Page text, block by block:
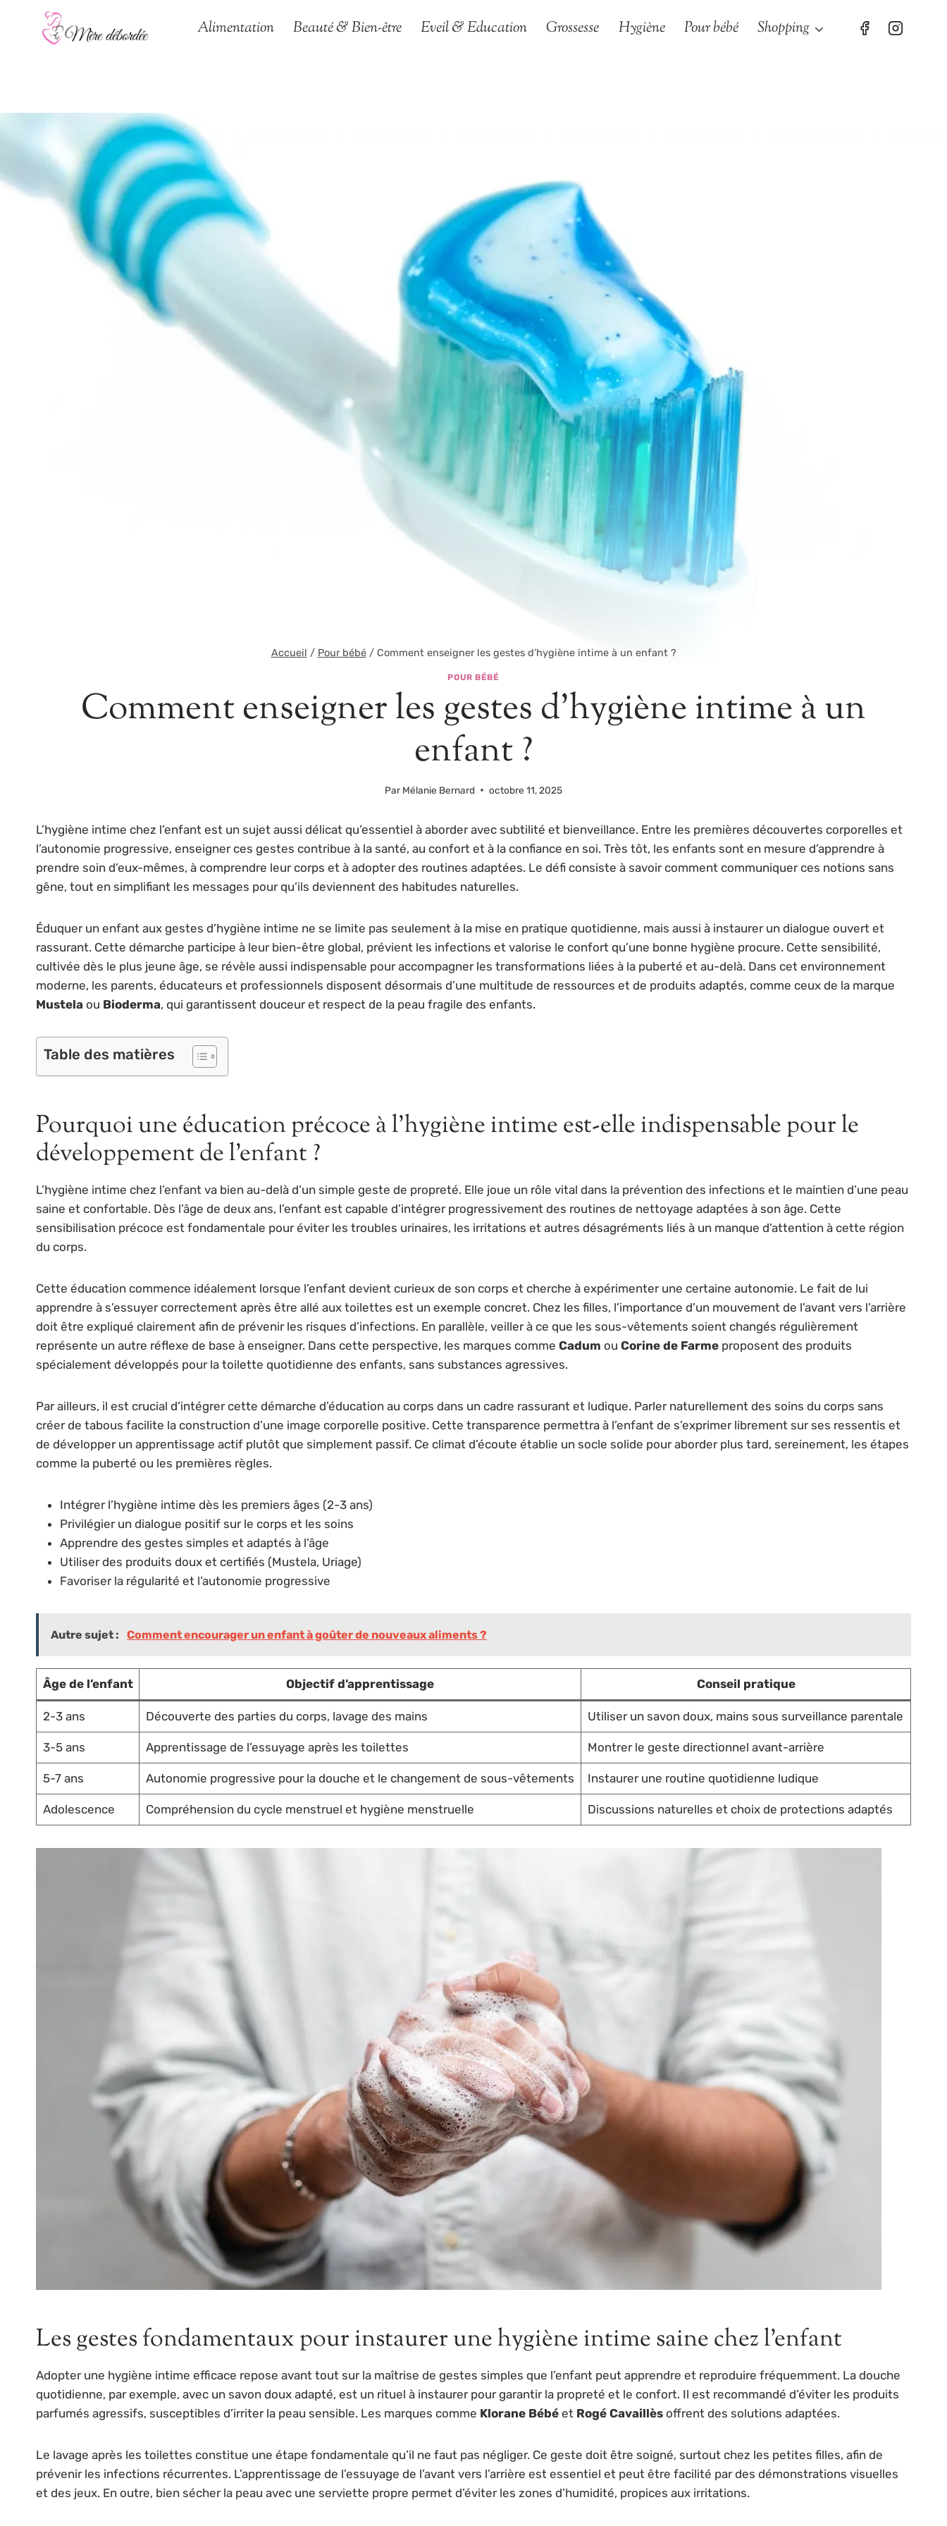
Alimentation Beauté & Bien-être Eveil & Education Grossesse Hygiène Pour bébé Shopping
Accueil / Pour bébé / Comment enseigner les gestes d’hygiène intime à un enfant ?
POUR BÉBÉ
Comment enseigner les gestes d’hygiène intime à un
enfant ?
Par Mélanie Bernard octobre 11, 2025
L’hygiène intime chez l’enfant est un sujet aussi délicat qu’essentiel à aborder avec subtilité et bienveillance. Entre les premières découvertes corporelles et
l’autonomie progressive, enseigner ces gestes contribue à la santé, au confort et à la confiance en soi. Très tôt, les enfants sont en mesure d’apprendre à
prendre soin d’eux-mêmes, à comprendre leur corps et à adopter des routines adaptées. Le défi consiste à savoir comment communiquer ces notions sans
gêne, tout en simplifiant les messages pour qu’ils deviennent des habitudes naturelles.
Éduquer un enfant aux gestes d’hygiène intime ne se limite pas seulement à la mise en pratique quotidienne, mais aussi à instaurer un dialogue ouvert et
rassurant. Cette démarche participe à leur bien-être global, prévient les infections et valorise le confort qu’une bonne hygiène procure. Cette sensibilité,
cultivée dès le plus jeune âge, se révèle aussi indispensable pour accompagner les transformations liées à la puberté et au-delà. Dans cet environnement
moderne, les parents, éducateurs et professionnels disposent désormais d’une multitude de ressources et de produits adaptés, comme ceux de la marque
Mustela ou Bioderma, qui garantissent douceur et respect de la peau fragile des enfants.
Table des matières
Pourquoi une éducation précoce à l’hygiène intime est-elle indispensable pour le
développement de l’enfant ?
L’hygiène intime chez l’enfant va bien au-delà d’un simple geste de propreté. Elle joue un rôle vital dans la prévention des infections et le maintien d’une peau
saine et confortable. Dès l’âge de deux ans, l’enfant est capable d’intégrer progressivement des routines de nettoyage adaptées à son âge. Cette
sensibilisation précoce est fondamentale pour éviter les troubles urinaires, les irritations et autres désagréments liés à un manque d’attention à cette région
du corps.
Cette éducation commence idéalement lorsque l’enfant devient curieux de son corps et cherche à expérimenter une certaine autonomie. Le fait de lui
apprendre à s’essuyer correctement après être allé aux toilettes est un exemple concret. Chez les filles, l’importance d’un mouvement de l’avant vers l’arrière
doit être expliqué clairement afin de prévenir les risques d’infections. En parallèle, veiller à ce que les sous-vêtements soient changés régulièrement
représente un autre réflexe de base à enseigner. Dans cette perspective, les marques comme Cadum ou Corine de Farme proposent des produits
spécialement développés pour la toilette quotidienne des enfants, sans substances agressives.
Par ailleurs, il est crucial d’intégrer cette démarche d’éducation au corps dans un cadre rassurant et ludique. Parler naturellement des soins du corps sans
créer de tabous facilite la construction d’une image corporelle positive. Cette transparence permettra à l’enfant de s’exprimer librement sur ses ressentis et
de développer un apprentissage actif plutôt que simplement passif. Ce climat d’écoute établie un socle solide pour aborder plus tard, sereinement, les étapes
comme la puberté ou les premières règles.
Intégrer l’hygiène intime dès les premiers âges (2-3 ans)
Privilégier un dialogue positif sur le corps et les soins
Apprendre des gestes simples et adaptés à l’âge
Utiliser des produits doux et certifiés (Mustela, Uriage)
Favoriser la régularité et l’autonomie progressive
Autre sujet : Comment encourager un enfant à goûter de nouveaux aliments ?
Âge de l’enfant Objectif d’apprentissage Conseil pratique
2-3 ans Découverte des parties du corps, lavage des mains Utiliser un savon doux, mains sous surveillance parentale
3-5 ans Apprentissage de l’essuyage après les toilettes Montrer le geste directionnel avant-arrière
5-7 ans Autonomie progressive pour la douche et le changement de sous-vêtements Instaurer une routine quotidienne ludique
Adolescence Compréhension du cycle menstruel et hygiène menstruelle Discussions naturelles et choix de protections adaptés
Les gestes fondamentaux pour instaurer une hygiène intime saine chez l’enfant
Adopter une hygiène intime efficace repose avant tout sur la maîtrise de gestes simples que l’enfant peut apprendre et reproduire fréquemment. La douche
quotidienne, par exemple, avec un savon doux adapté, est un rituel à instaurer pour garantir la propreté et le confort. Il est recommandé d’éviter les produits
parfumés agressifs, susceptibles d’irriter la peau sensible. Les marques comme Klorane Bébé et Rogé Cavaillès offrent des solutions adaptées.
Le lavage après les toilettes constitue une étape fondamentale qu’il ne faut pas négliger. Ce geste doit être soigné, surtout chez les petites filles, afin de
prévenir les infections récurrentes. L’apprentissage de l’essuyage de l’avant vers l’arrière est essentiel et peut être facilité par des démonstrations visuelles
et des jeux. En outre, bien sécher la peau avec une serviette propre permet d’éviter les zones d’humidité, propices aux irritations.